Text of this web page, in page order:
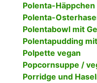
Polenta-Häppchen
Polenta-
Polentabowl mit
Polentapudding
Polpette vegan
Popcornsuppe /
Porridge und